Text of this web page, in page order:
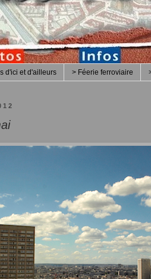
d'ici et d'ailleurs > Féerie ferroviaire